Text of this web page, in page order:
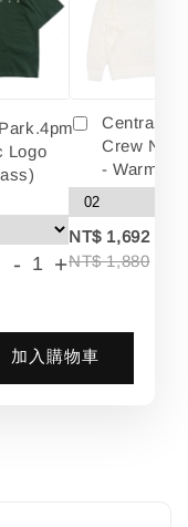
Logo
- +
Crew
- Warm
NT$ 1,692
NT$ 1,880
加入購物車